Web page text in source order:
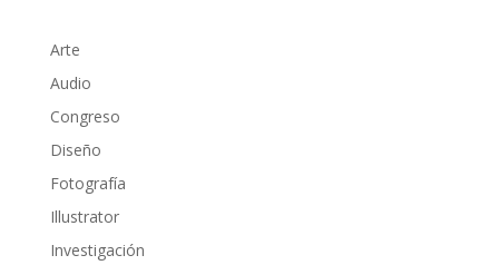
Arte
Audio
Congreso
Diseño
Fotografía
Illustrator
Investigación